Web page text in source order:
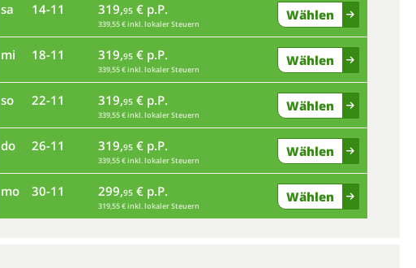
sa 14-11 319,95 € p.P.
339,55 € inkl. lokaler Steuern
Wählen
mi 18-11 319,95 € p.P.
339,55 € inkl. lokaler Steuern
Wählen
so 22-11 319,95 € p.P.
339,55 € inkl. lokaler Steuern
Wählen
do 26-11 319,95 € p.P.
339,55 € inkl. lokaler Steuern
Wählen
mo 30-11 299,95 € p.P.
319,55 € inkl. lokaler Steuern
Wählen